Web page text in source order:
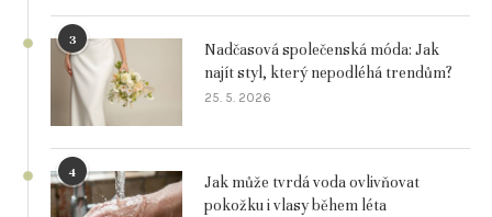
3
Nadčasová společenská móda: Jak
najít styl, který nepodléhá trendům?
25. 5. 2026
4
Jak může tvrdá voda ovlivňovat
pokožku i vlasy během léta